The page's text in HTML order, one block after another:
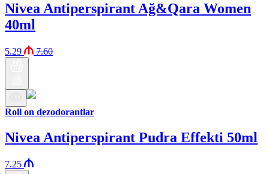
Nivea Antiperspirant Ağ&Qara Women
40ml
5.29 7.60
Roll on dezodorantlar
Nivea Antiperspirant Pudra Effekti 50ml
7.25